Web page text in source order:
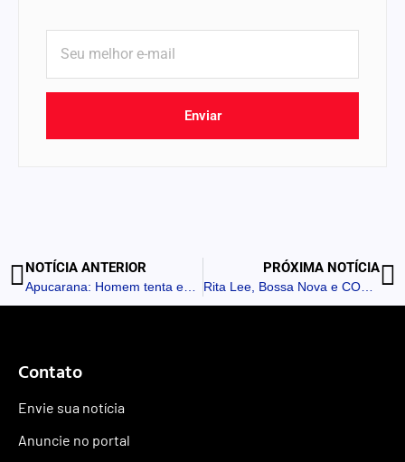
Enviar
NOTÍCIA ANTERIOR PRÓXIMA NOTÍCIA
Rita Lee, Bossa Nova e COP-30 estampam selos dos Correios em 2025
Contato
Envie sua notícia
Anuncie no portal